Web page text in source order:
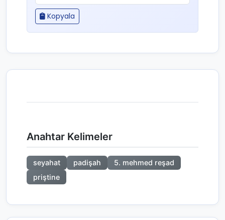
Kopyala
Anahtar Kelimeler
seyahat padişah
5. mehmed reşad
priştine